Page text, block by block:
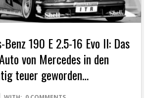
190 E 2.5-16 Evo II: Das
von Mercedes in den
teuer geworden…